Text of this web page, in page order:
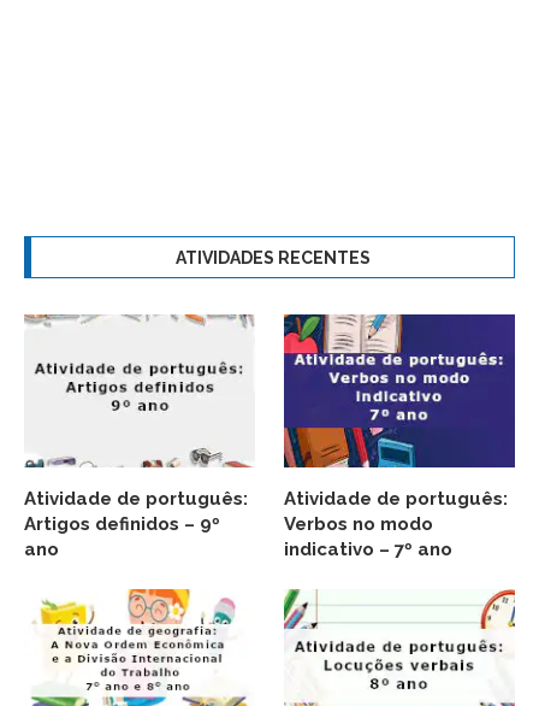
ATIVIDADES RECENTES
Atividade de português:
Artigos definidos – 9º
ano
Atividade de português:
Verbos no modo
indicativo – 7º ano